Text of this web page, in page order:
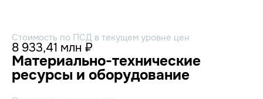
Стоимость по ПСД в текущем уровне цен
8 933,41 млн ₽
Материально-технические
ресурсы и оборудование